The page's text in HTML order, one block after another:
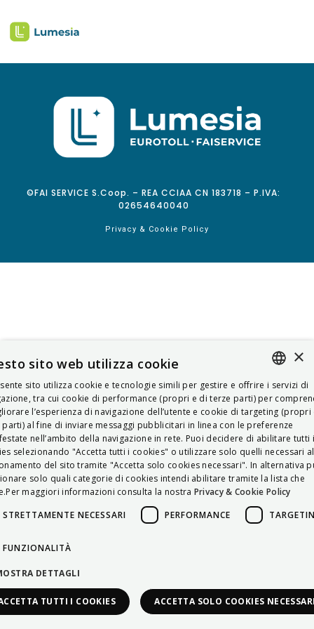
©FAI SERVICE S.Coop. – REA CCIAA CN 183718 – P.IVA:
02654640040
Privacy & Cookie Policy
ITALIAN
ENGLISH
FRENCH
HUNGARIAN
DEUTSCH
POLSKI
×
sito web utilizza cookie
sito utilizza cookie e tecnologie simili per gestire e offrire i servizi di
tra cui cookie di performance (propri e di terze parti) per
l’esperienza di navigazione dell’utente e cookie di targeting (propri
parti) al fine di inviare messaggi pubblicitari in linea con le preferenze
nell’ambito della navigazione in rete. Puoi decidere di abilitare tutti i
selezionando "Accetta tutti i cookies" o utilizzare solo quelli necessari al
del sito tramite "Accetta solo cookies necessari". In alternativa
solo quali categorie di cookies intendi abilitare tramite la lista che
maggiori informazioni consulta la nostra Privacy & Cookie Policy
STRETTAMENTE NECESSARI
PERFORMANCE
FUNZIONALITÀ
DETTAGLI
TUTTI I COOKIES ACCETTA SOLO COOKIES